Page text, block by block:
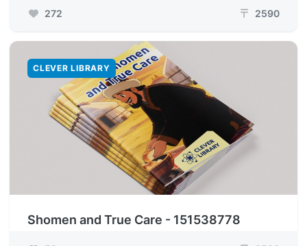
272 ₸ 2590
CLEVER LIBRARY
Shomen and True Care - 151538778